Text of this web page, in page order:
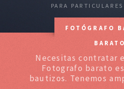
PARA
FOTÓGRAFO
BARATO
Necesitas contratar
Fotografo barato
bautizos. Tenemos